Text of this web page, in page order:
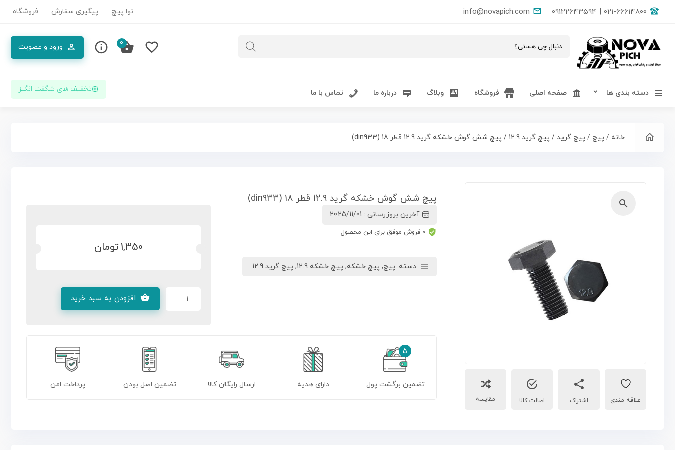
info@novapich.com 021-66614800 | 09122643594 نوا پیچ پیگیری سفارش فروشگاه
ورود و عضویت 0
دسته بندی ها صفحه اصلی فروشگاه وبلاگ درباره ما تماس با ما تخفیف های شگفت انگیز
خانه / پیچ / پیچ گرید / پیچ گرید 12.9 / پیچ شش گوش خشکه گرید 12.9 قطر 18 (din933)
اشتراک اصالت کالا مقایسه
پیچ شش گوش خشکه گرید 12.9 قطر 18 (din933)
آخرین بروزرسانی : 2025/11/01
0 فروش موفق برای این محصول
دسته: پیچ, پیچ خشکه, پیچ خشکه 12.9 , پیچ گرید 12.9
1,350 تومان
افزودن به سبد خرید
5
تضمین برگشت پول دارای هدیه ارسال رایگان کالا تضمین اصل بودن پرداخت امن